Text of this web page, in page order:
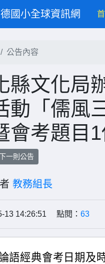
國小全球資訊網
公告內容
縣文化局
動「儒風
會考題目
一則公告
教務組長
13 14:26:51 點閱： 63
語經典會考日期及